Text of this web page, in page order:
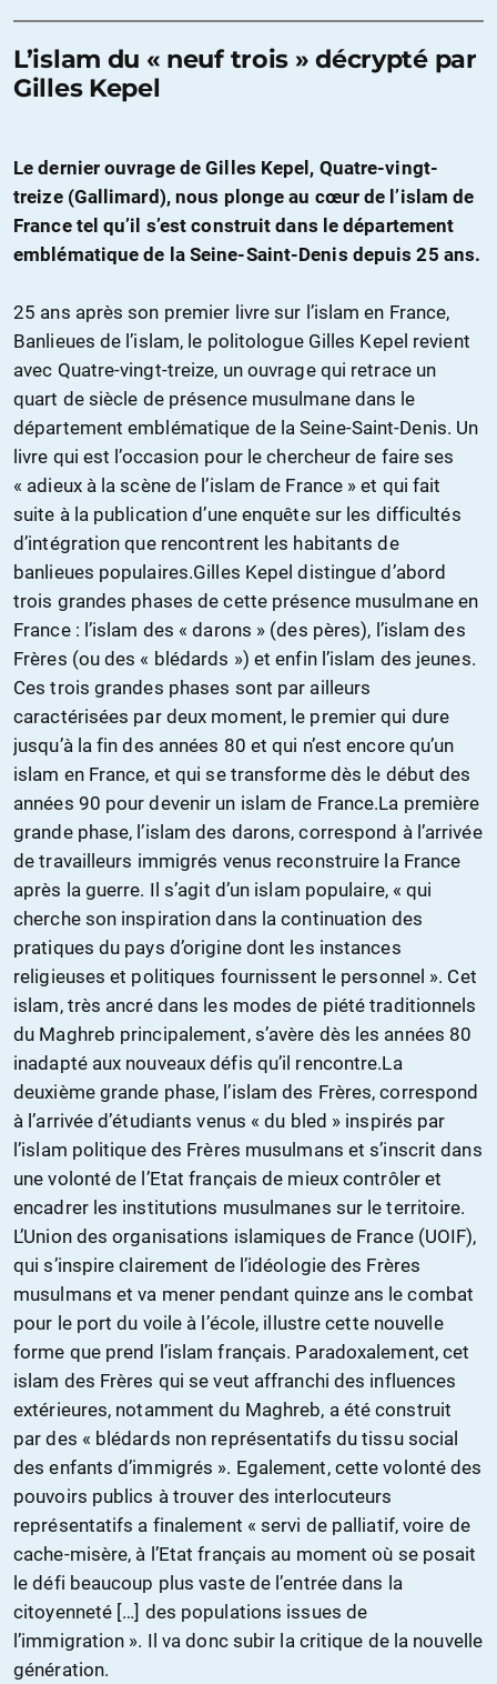
L’islam du « neuf trois » décrypté par
Gilles Kepel
Le dernier ouvrage de Gilles Kepel, Quatre-vingt-
treize (Gallimard), nous plonge au cœur de l’islam de
France tel qu’il s’est construit dans le département
emblématique de la Seine-Saint-Denis depuis 25 ans.
25 ans après son premier livre sur l’islam en France,
Banlieues de l’islam, le politologue Gilles Kepel revient
avec Quatre-vingt-treize, un ouvrage qui retrace un
quart de siècle de présence musulmane dans le
département emblématique de la Seine-Saint-Denis. Un
livre qui est l’occasion pour le chercheur de faire ses
« adieux à la scène de l’islam de France » et qui fait
suite à la publication d’une enquête sur les difficultés
d’intégration que rencontrent les habitants de
banlieues populaires.Gilles Kepel distingue d’abord
trois grandes phases de cette présence musulmane en
France : l’islam des « darons » (des pères), l’islam des
Frères (ou des « blédards ») et enfin l’islam des jeunes.
Ces trois grandes phases sont par ailleurs
caractérisées par deux moment, le premier qui dure
jusqu’à la fin des années 80 et qui n’est encore qu’un
islam en France, et qui se transforme dès le début des
années 90 pour devenir un islam de France.La première
grande phase, l’islam des darons, correspond à l’arrivée
de travailleurs immigrés venus reconstruire la France
après la guerre. Il s’agit d’un islam populaire, « qui
cherche son inspiration dans la continuation des
pratiques du pays d’origine dont les instances
religieuses et politiques fournissent le personnel ». Cet
islam, très ancré dans les modes de piété traditionnels
du Maghreb principalement, s’avère dès les années 80
inadapté aux nouveaux défis qu’il rencontre.La
deuxième grande phase, l’islam des Frères, correspond
à l’arrivée d’étudiants venus « du bled » inspirés par
l’islam politique des Frères musulmans et s’inscrit dans
une volonté de l’Etat français de mieux contrôler et
encadrer les institutions musulmanes sur le territoire.
L’Union des organisations islamiques de France (UOIF),
qui s’inspire clairement de l’idéologie des Frères
musulmans et va mener pendant quinze ans le combat
pour le port du voile à l’école, illustre cette nouvelle
forme que prend l’islam français. Paradoxalement, cet
islam des Frères qui se veut affranchi des influences
extérieures, notamment du Maghreb, a été construit
par des « blédards non représentatifs du tissu social
des enfants d’immigrés ». Egalement, cette volonté des
pouvoirs publics à trouver des interlocuteurs
représentatifs a finalement « servi de palliatif, voire de
cache-misère, à l’Etat français au moment où se posait
le défi beaucoup plus vaste de l’entrée dans la
citoyenneté […] des populations issues de
l’immigration ». Il va donc subir la critique de la nouvelle
génération.